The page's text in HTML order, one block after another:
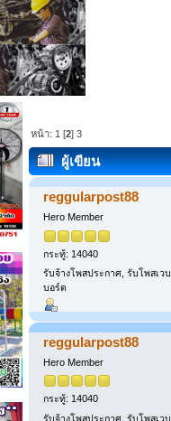
หน้า: 1 [2]3
ผู้เขียน
reggularpost88
Hero Member
กระทู้: 14040
รับจ้างโพสประกาศ, รับโพสเวบ
บอร์ด
reggularpost88
Hero Member
กระทู้: 14040
รับจ้างโพสประกาศ, รับโพสเวบ